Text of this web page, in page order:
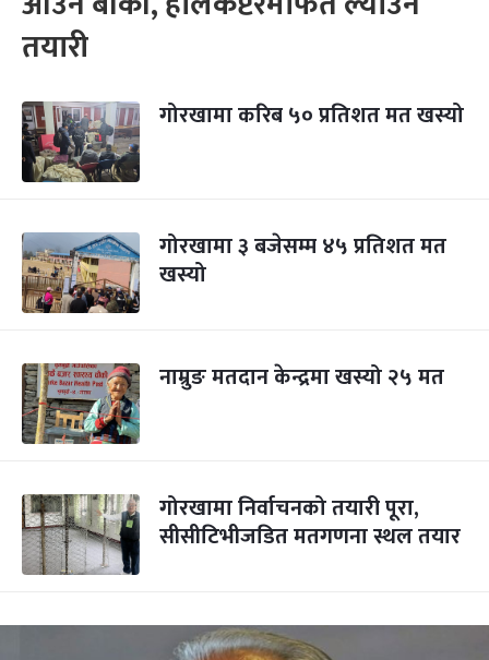
तयारी
गोरखामा करिब ५० प्रतिशत मत खस्यो
गोरखामा ३ बजेसम्म ४५ प्रतिशत मत
खस्यो
नाम्रुङ मतदान केन्द्रमा खस्यो २५ मत
गोरखामा निर्वाचनको तयारी पूरा,
सीसीटिभीजडित मतगणना स्थल तयार